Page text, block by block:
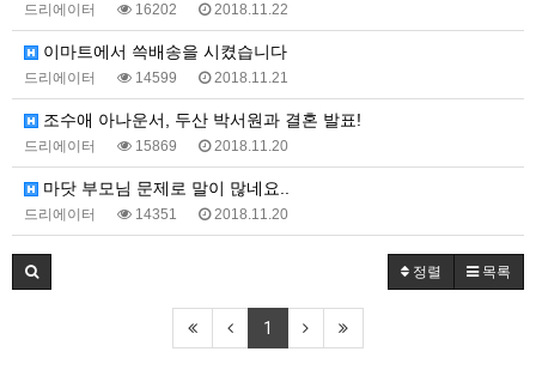
드리에이터 16202 2018.11.22
이마트에서 쓱배송을 시켰습니다
드리에이터 14599 2018.11.21
조수애 아나운서, 두산 박서원과 결혼 발표!
드리에이터 15869 2018.11.20
마닷 부모님 문제로 말이 많네요..
드리에이터 14351 2018.11.20
정렬 목록
1